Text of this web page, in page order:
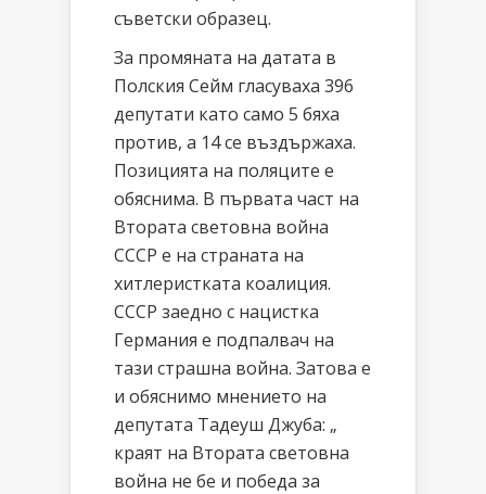
съветски образец.
За промяната на датата в
Полския Сейм гласуваха 396
депутати като само 5 бяха
против, а 14 се въздържаха.
Позицията на поляците е
обяснима. В първата част на
Втората световна война
СССР е на страната на
хитлеристката коалиция.
СССР заедно с нацистка
Германия е подпалвач на
тази страшна война. Затова е
и обяснимо мнението на
депутата Тадеуш Джуба: „
краят на Втората световна
война не бе и победа за